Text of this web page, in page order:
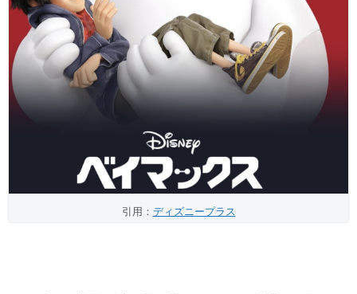
引用： ディズニープラス